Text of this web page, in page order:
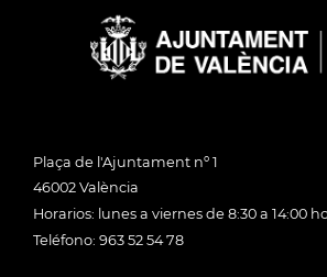
Plaça de l'Ajuntament nº 1
46002 València
Horarios: lunes a viernes de 8:30 a 14:00
Teléfono: 963 52 54 78